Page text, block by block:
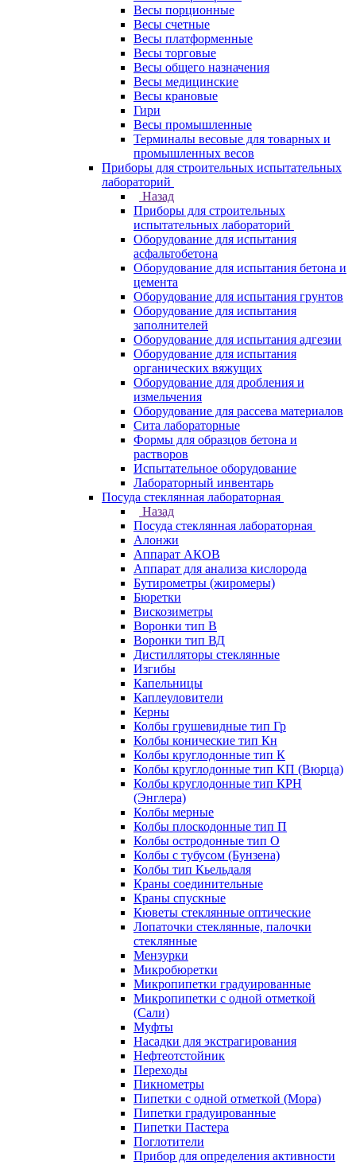
Весы порционные
Весы счетные
Весы платформенные
Весы торговые
Весы общего назначения
Весы медицинские
Весы крановые
Гири
Весы промышленные
Терминалы весовые для товарных и
промышленных весов
Приборы для строительных испытательных
лабораторий
Назад
Приборы для строительных
испытательных лабораторий
Оборудование для испытания
асфальтобетона
Оборудование для испытания бетона и
цемента
Оборудование для испытания грунтов
Оборудование для испытания
заполнителей
Оборудование для испытания адгезии
Оборудование для испытания
органических вяжущих
Оборудование для дробления и
измельчения
Оборудование для рассева материалов
Сита лабораторные
Формы для образцов бетона и
растворов
Испытательное оборудование
Лабораторный инвентарь
Посуда стеклянная лабораторная
Назад
Посуда стеклянная лабораторная
Алонжи
Аппарат АКОВ
Аппарат для анализа кислорода
Бутирометры (жиромеры)
Бюретки
Вискозиметры
Воронки тип В
Воронки тип ВД
Дистилляторы стеклянные
Изгибы
Капельницы
Каплеуловители
Керны
Колбы грушевидные тип Гр
Колбы конические тип Кн
Колбы круглодонные тип К
Колбы круглодонные тип КП (Вюрца)
Колбы круглодонные тип КРН
(Энглера)
Колбы мерные
Колбы плоскодонные тип П
Колбы остродонные тип О
Колбы с тубусом (Бунзена)
Колбы тип Кьельдаля
Краны соединительные
Краны спускные
Кюветы стеклянные оптические
Лопаточки стеклянные, палочки
стеклянные
Мензурки
Микробюретки
Микропипетки градуированные
Микропипетки с одной отметкой
(Сали)
Муфты
Насадки для экстрагирования
Нефтеотстойник
Переходы
Пикнометры
Пипетки с одной отметкой (Мора)
Пипетки градуированные
Пипетки Пастера
Поглотители
Прибор для определения активности